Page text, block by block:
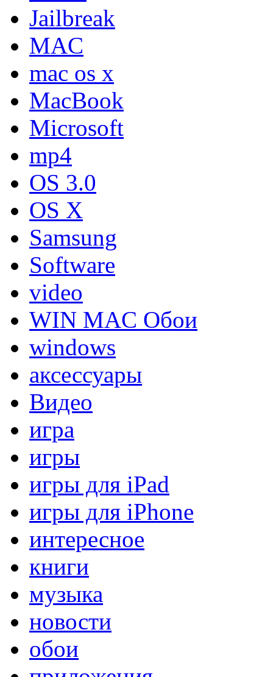
Jailbreak
MAC
mac os x
MacBook
Microsoft
mp4
OS 3.0
OS X
Samsung
Software
video
WIN MAC Обои
windows
аксессуары
Видео
игра
игры
игры для iPad
игры для iPhone
интересное
книги
музыка
новости
обои